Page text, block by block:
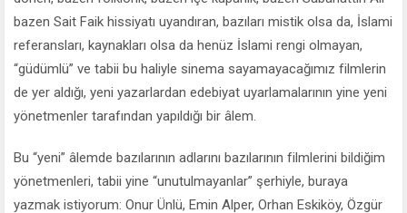
bazen Sait Faik hissiyatı uyandıran, bazıları mistik olsa da, İslami
referansları, kaynakları olsa da henüz İslami rengi olmayan,
“güdümlü” ve tabii bu haliyle sinema sayamayacağımız filmlerin
de yer aldığı, yeni yazarlardan edebiyat uyarlamalarının yine yeni
yönetmenler tarafından yapıldığı bir âlem.
Bu “yeni” âlemde bazılarının adlarını bazılarının filmlerini bildiğim
yönetmenleri, tabii yine “unutulmayanlar” şerhiyle, buraya
yazmak istiyorum: Onur Ünlü, Emin Alper, Orhan Eskiköy, Özgür